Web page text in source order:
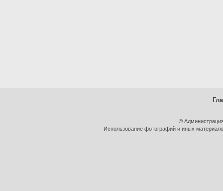
©
Использование фотографий и иных